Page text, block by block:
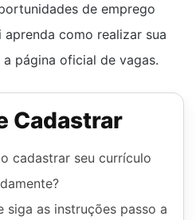
de emprego
como realizar sua
página oficial de vagas.
Cadastrar
cadastrar seu currículo
as instruções passo a